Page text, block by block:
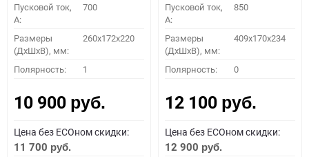
Пусковой ток,
A:
700
Размеры
(ДхШхВ), мм:
260x172x220
Полярность: 1
10 900 руб.
Цена без ECOном скидки:
11 700 руб.
Пусковой ток,
A:
850
Размеры
(ДхШхВ), мм:
409x170x234
Полярность: 0
12 100 руб.
Цена без ECOном скидки:
12 900 руб.